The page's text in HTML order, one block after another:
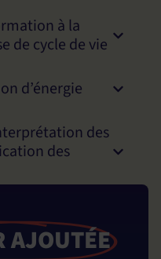
à la
de cycle de vie
d’énergie
des
des
AJOUTÉE